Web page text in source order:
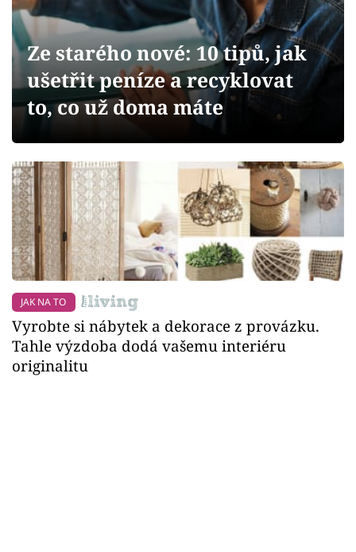
Přihlášení
Sledujte nás
Ze starého nové: 10 tipů, jak
ušetřit peníze a recyklovat
to, co už doma máte
JAK NA TO
Vyrobte si nábytek a dekorace z provázku.
Tahle výzdoba dodá vašemu interiéru
originalitu